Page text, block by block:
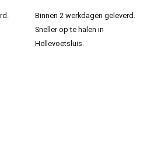
Binnen 2 werkdagen geleverd.
Sneller op te halen in
Hellevoetsluis.